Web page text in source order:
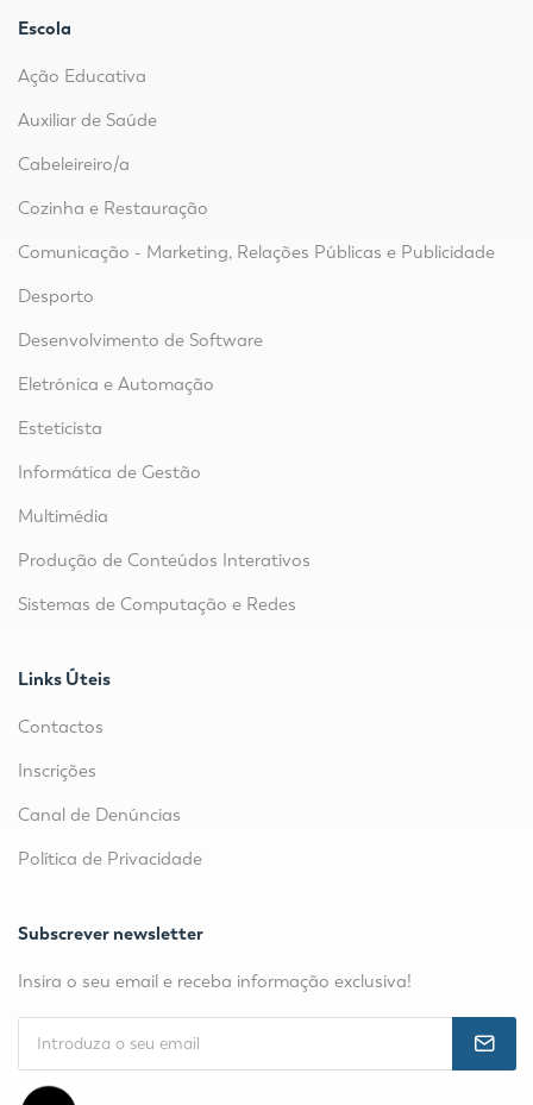
Escola
Ação Educativa
Auxiliar de Saúde
Cabeleireiro/a
Cozinha e Restauração
Comunicação - Marketing, Relações Públicas e Publicidade
Desporto
Desenvolvimento de Software
Eletrónica e Automação
Esteticista
Informática de Gestão
Multimédia
Produção de Conteúdos Interativos
Sistemas de Computação e Redes
Links Úteis
Contactos
Inscrições
Canal de Denúncias
Política de Privacidade
Subscrever newsletter
Insira o seu email e receba informação exclusiva!